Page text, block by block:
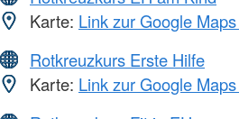
Karte: Link zur Google
Rotkreuzkurs Erste Hilfe
Karte: Link zur Google